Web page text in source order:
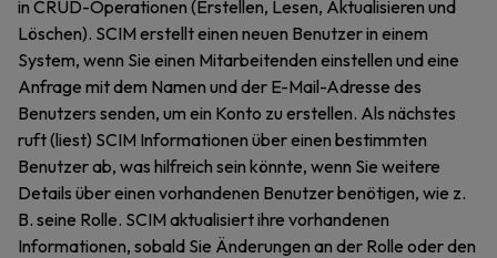
in CRUD-Operationen (Erstellen, Lesen, Aktualisieren und
Löschen). SCIM erstellt einen neuen Benutzer in einem
System, wenn Sie einen Mitarbeitenden einstellen und eine
Anfrage mit dem Namen und der E-Mail-Adresse des
Benutzers senden, um ein Konto zu erstellen. Als nächstes
ruft (liest) SCIM Informationen über einen bestimmten
Benutzer ab, was hilfreich sein könnte, wenn Sie weitere
Details über einen vorhandenen Benutzer benötigen, wie z.
B. seine Rolle. SCIM aktualisiert ihre vorhandenen
Informationen, sobald Sie Änderungen an der Rolle oder den